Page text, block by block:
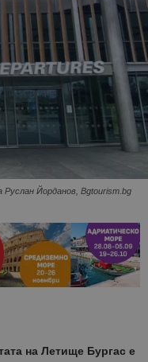
Йорданов, Bgtourism.bg
на Летище Бургас е